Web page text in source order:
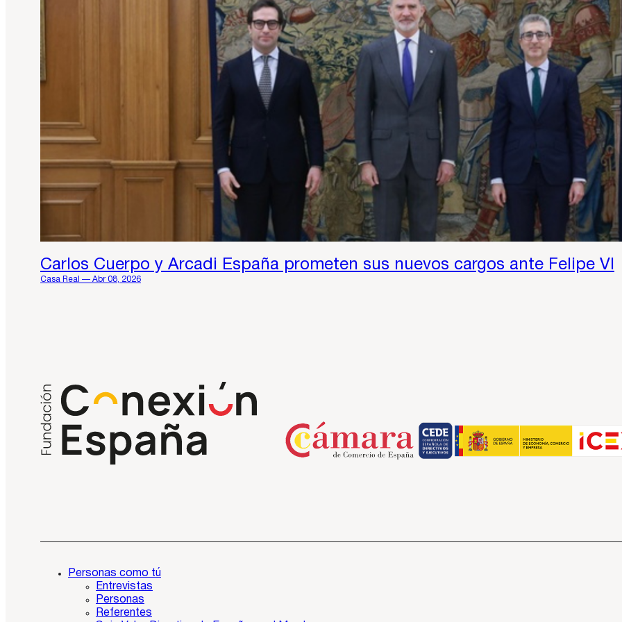
Carlos Cuerpo y Arcadi España prometen sus nuevos cargos ante Felipe VI
Casa Real — Abr 08, 2026
Personas como tú
Entrevistas
Personas
Referentes